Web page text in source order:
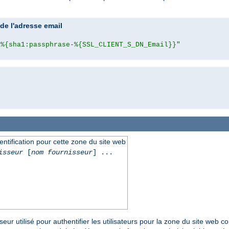
l'adresse email
%{SSL_CLIENT_S_DN_Email}}"
pour cette zone du site web
[nom fournisseur] ...
utilisé pour authentifier les utilisateurs pour la zone du site web